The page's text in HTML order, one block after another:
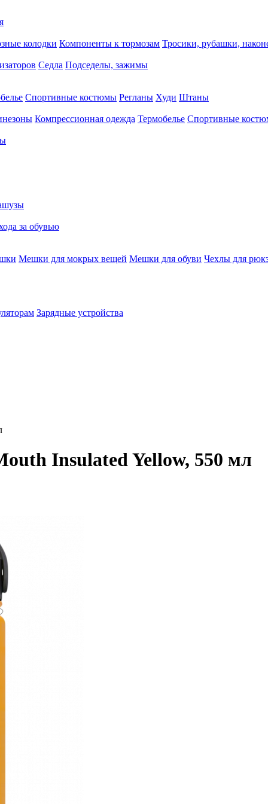
колодки Компоненты к тормозам Тросики, рубашки,
Седла Подседелы, зажимы
Спортивные костюмы Регланы Худи Штаны
Компрессионная одежда Термобелье Спортивные
за обувью
Мешки для мокрых вещей Мешки для обуви Чехлы для
Зарядные устройства
Insulated Yellow, 550 мл